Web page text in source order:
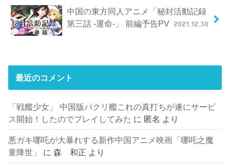
中国の東方同人アニメ「秘封活動記録
第三話 -運命-」 前編予告PV 2021.12.30
最近のコメント
「戦艦少女」 中国版パクリ艦これの真打ちが遂にサービ
ス開始！したのでプレイしてみた に 匿名 より
悪ガキ哪吒が大暴れする新作中国アニメ映画「哪吒之魔
童降世」
に森 和正 より